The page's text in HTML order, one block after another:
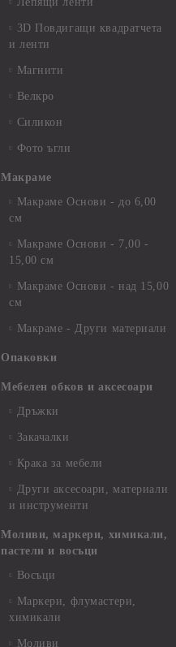
3D Повдигащи квадратчета
и ленти
Магнити
Велкро
Силикон
Фото ъгли
Макраме
Макраме Основи - до 6,00
см
Макраме Основи - 7,00 -
15,00 см
Макраме Основи - над 15,00
см
Макраме - Други материали
Опаковки
Мебелен обков и аксесоари
Дръжки
Закачалки
Крака за мебели
Други аксесоари, материали
и инструменти
Моливи, маркери, химикали,
пастели и восъци
Восъци
Маркери, флумастери,
химикали
Моливи